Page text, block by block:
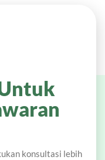
konsultasi lebih